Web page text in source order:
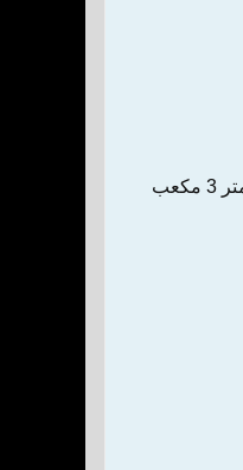
سنتمتر مكعب‌ ‌من‌ الماء المقطر بنسبة أربع‌ مائة درجة حرارية ‌عن‌ ‌بعض‌ الأخوة المطلعين‌ ‌-‌ الماء المقطر كثافته‌ و ثقله‌ واحد غرام‌ لكل‌ سنتمتر 3 مكعب‌